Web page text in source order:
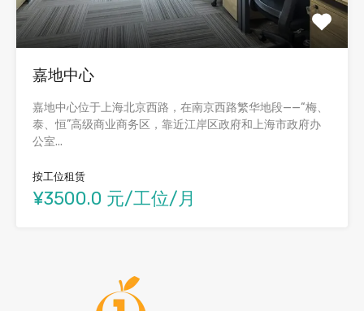
嘉地中心
嘉地中心位于上海北京西路，在南京西路繁华地段——“梅、
泰、恒”高级商业商务区，靠近江岸区政府和上海市政府办
公室...
按工位租赁
¥3500.0 元/工位/月